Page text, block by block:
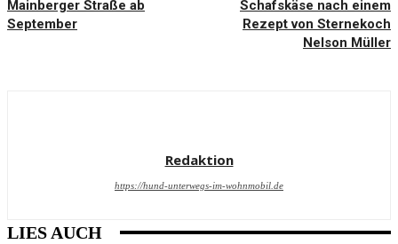
Mainberger Straße ab
September
Schafskäse nach einem
Rezept von Sternekoch
Nelson Müller
Redaktion
https://hund-unterwegs-im-wohnmobil.de
LIES AUCH